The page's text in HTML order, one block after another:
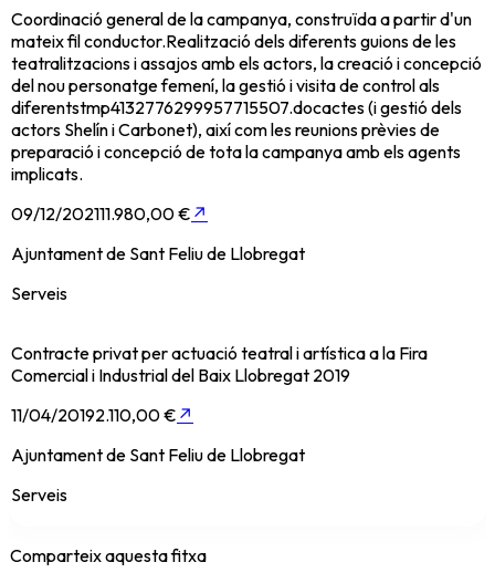
Coordinació general de la campanya, construïda a partir d'un
mateix fil conductor.Realització dels diferents guions de les
teatralitzacions i assajos amb els actors, la creació i concepció
del nou personatge femení, la gestió i visita de control als
diferentstmp4132776299957715507.docactes (i gestió dels
actors Shelín i Carbonet), així com les reunions prèvies de
preparació i concepció de tota la campanya amb els agents
implicats.
09/12/202111.980,00 € ↗
Ajuntament de Sant Feliu de Llobregat
Serveis
Contracte privat per actuació teatral i artística a la Fira
Comercial i Industrial del Baix Llobregat 2019
11/04/20192.110,00 € ↗
Ajuntament de Sant Feliu de Llobregat
Serveis
Comparteix aquesta fitxa